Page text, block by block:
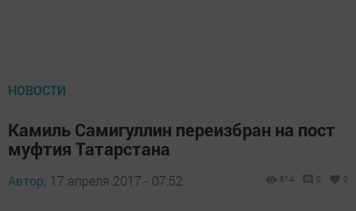
НОВОСТИ
Камиль Самигуллин переизбран на пост
муфтия Татарстана
Автор, 17 апреля 2017 - 07:52 814 0 0